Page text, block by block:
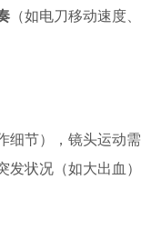
（如电刀移动速度、
细节），镜头运动需
状况（如大出血）